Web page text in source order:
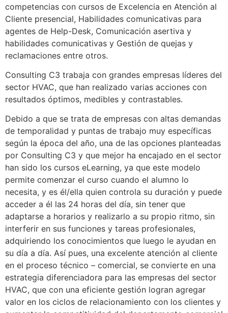
competencias con cursos de Excelencia en Atención al
Cliente presencial, Habilidades comunicativas para
agentes de Help-Desk, Comunicación asertiva y
habilidades comunicativas y Gestión de quejas y
reclamaciones entre otros.
Consulting C3 trabaja con grandes empresas líderes del
sector HVAC, que han realizado varias acciones con
resultados óptimos, medibles y contrastables.
Debido a que se trata de empresas con altas demandas
de temporalidad y puntas de trabajo muy específicas
según la época del año, una de las opciones planteadas
por Consulting C3 y que mejor ha encajado en el sector
han sido los cursos eLearning, ya que este modelo
permite comenzar el curso cuando el alumno lo
necesita, y es él/ella quien controla su duración y puede
acceder a él las 24 horas del día, sin tener que
adaptarse a horarios y realizarlo a su propio ritmo, sin
interferir en sus funciones y tareas profesionales,
adquiriendo los conocimientos que luego le ayudan en
su día a día. Así pues, una excelente atención al cliente
en el proceso técnico – comercial, se convierte en una
estrategia diferenciadora para las empresas del sector
HVAC, que con una eficiente gestión logran agregar
valor en los ciclos de relacionamiento con los clientes y